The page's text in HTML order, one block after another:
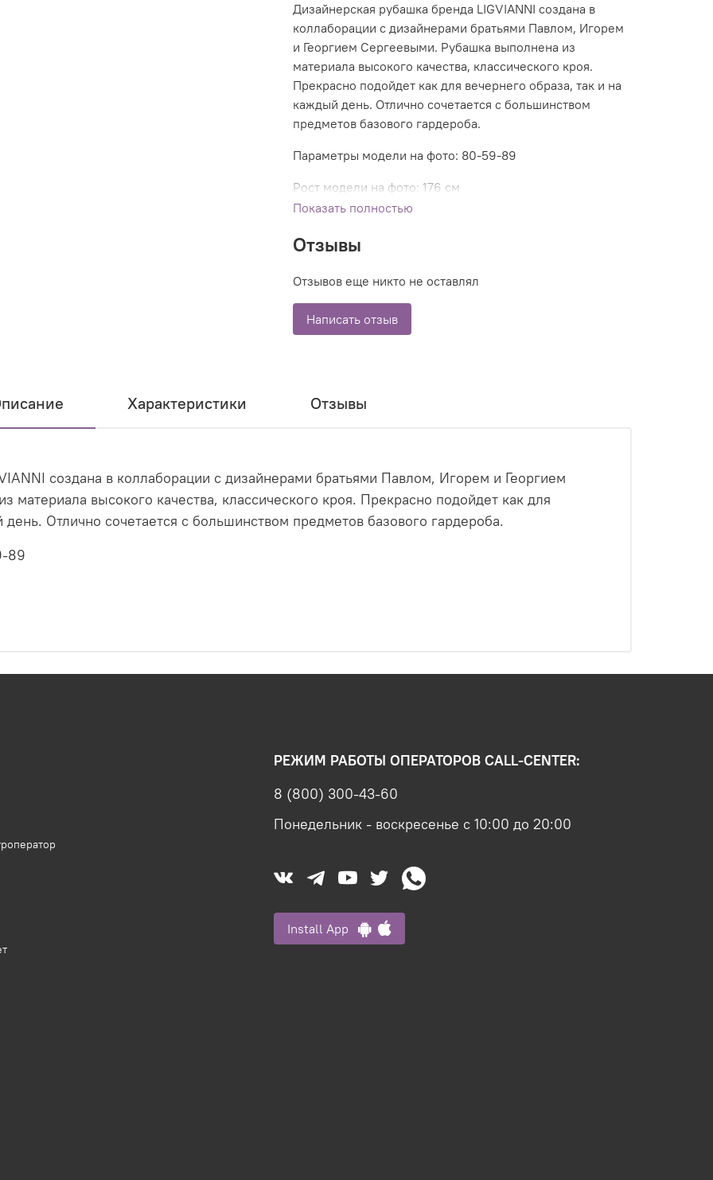
Дизайнерская рубашка бренда LIGVIANNI создана в
коллаборации с дизайнерами братьями Павлом, Игорем
и Георгием Сергеевыми. Рубашка выполнена из
материала высокого качества, классического кроя.
Прекрасно подойдет как для вечернего образа, так и на
каждый день. Отлично сочетается с большинством
предметов базового гардероба.
Параметры модели на фото: 80-59-89
Рост модели на фото: 176 см
Показать полностью
Отзывы
Отзывов еще никто не оставлял
Написать отзыв
Характеристики Отзывы
создана в коллаборации с дизайнерами братьями Павлом, Игорем и Георгием
высокого качества, классического кроя. Прекрасно подойдет как для
Отлично сочетается с большинством предметов базового гардероба.
89
РЕЖИМ РАБОТЫ ОПЕРАТОРОВ CALL-CENTER:
8 (800) 300-43-60
Понедельник - воскресенье с 10:00 до 20:00
Install App